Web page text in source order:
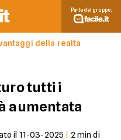
Parte del gruppo:
della realtà
tutti i
aumentata
il 11-03-2025 2 min di